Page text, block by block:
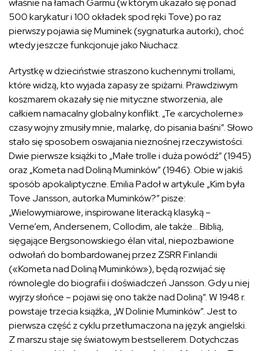
właśnie na łamach Garmu (w którym ukazało się ponad
500 karykatur i 100 okładek spod ręki Tove) po raz
pierwszy pojawia się Muminek (sygnaturka autorki), choć
wtedy jeszcze funkcjonuje jako Niuchacz.
Artystkę w dzieciństwie straszono kuchennymi trollami,
które widzą, kto wyjada zapasy ze spiżarni. Prawdziwym
koszmarem okazały się nie mityczne stworzenia, ale
całkiem namacalny globalny konflikt. „Te «arcycholerne»
czasy wojny zmusiły mnie, malarkę, do pisania baśni”. Słowo
stało się sposobem oswajania nieznośnej rzeczywistości.
Dwie pierwsze książki to „Małe trolle i duża powódź” (1945)
oraz „Kometa nad Doliną Muminków” (1946). Obie w jakiś
sposób apokaliptyczne. Emilia Padoł w artykule „Kim była
Tove Jansson, autorka Muminków?” pisze:
„Wielowymiarowe, inspirowane literacką klasyką –
Verne’em, Andersenem, Collodim, ale także… Biblią,
sięgające Bergsonowskiego élan vital, niepozbawione
odwołań do bombardowanej przez ZSRR Finlandii
(«Kometa nad Doliną Muminków»), będą rozwijać się
równolegle do biografii i doświadczeń Jansson. Gdy u niej
wyjrzy słońce – pojawi się ono także nad Doliną”. W 1948 r.
powstaje trzecia książka, „W Dolinie Muminków”. Jest to
pierwsza część z cyklu przetłumaczona na język angielski.
Z marszu staje się światowym bestsellerem. Dotychczas